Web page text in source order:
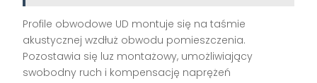
Profile obwodowe UD montuje się na taśmie
akustycznej wzdłuż obwodu pomieszczenia.
Pozostawia się luz montażowy, umożliwiający
swobodny ruch i kompensację naprężeń